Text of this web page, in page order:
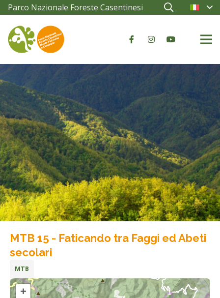
Parco Nazionale Foreste Casentinesi
MTB 15 - Faticando tra Faggi ed Abeti
secolari
MTB
+